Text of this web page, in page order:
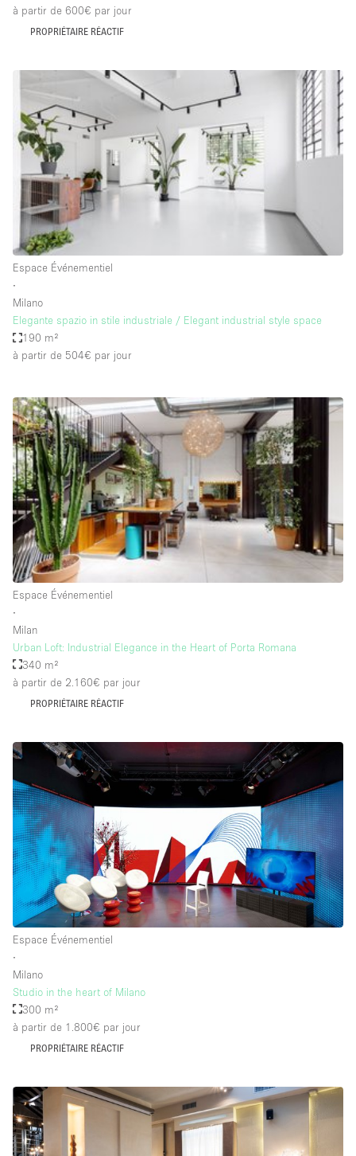
Entrée Large
Espace Brut
Espace Epuré / Minimaliste
Exposition Véhicules
Internet
Jardin
Licence Alcool
Lumière du Jour
Mobilier
Plusieurs Pièces
Rooftop / Terrasse
Réserve
Salle de Bain
Smoking Area
Soundproof
Style Haussmannien
Style Industriel
Sur Rue
Système de sécurité
Terrace
Toilettes
Éclairage
Électricité
Équipement de bureau
Équipement sonore et vidéo
Étage/accès
Sous-sol
Rez-de-chaussée sur rue
Rooftop
Autre
à partir de 600€ par jour
PROPRIÉTAIRE RÉACTIF
Espace Événementiel
∙
Milano
Elegante spazio in stile industriale / Elegant industrial style space
190 m²
à partir de 504€ par jour
Espace Événementiel
∙
Milan
Urban Loft: Industrial Elegance in the Heart of Porta Romana
340 m²
à partir de 2.160€ par jour
PROPRIÉTAIRE RÉACTIF
Espace Événementiel
∙
Milano
Studio in the heart of Milano
300 m²
à partir de 1.800€ par jour
PROPRIÉTAIRE RÉACTIF